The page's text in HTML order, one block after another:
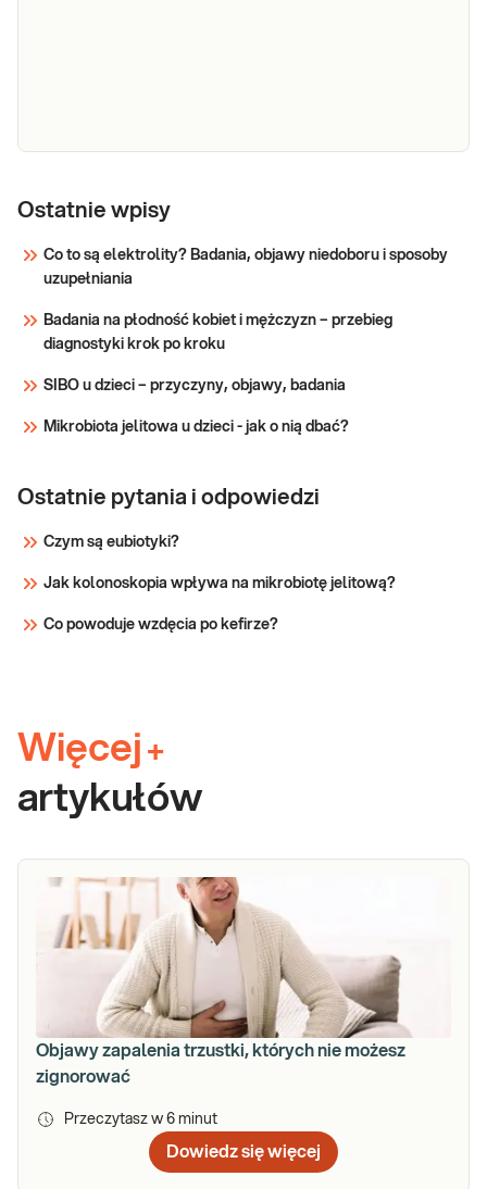
Ostatnie wpisy
Co to są elektrolity? Badania, objawy niedoboru i sposoby
uzupełniania
Badania na płodność kobiet i mężczyzn – przebieg
diagnostyki krok po kroku
SIBO u dzieci – przyczyny, objawy, badania
Mikrobiota jelitowa u dzieci - jak o nią dbać?
Ostatnie pytania i odpowiedzi
Czym są eubiotyki?
Jak kolonoskopia wpływa na mikrobiotę jelitową?
Co powoduje wzdęcia po kefirze?
Więcej +
artykułów
Objawy zapalenia trzustki, których nie możesz
zignorować
Przeczytasz w 6 minut
Dowiedz się więcej